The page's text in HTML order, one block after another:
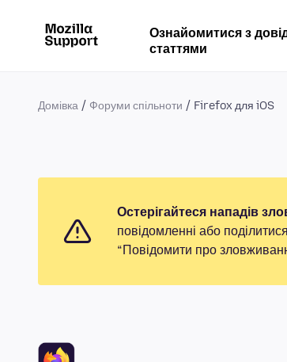
Ознайомитися з
статтями
Домівка Форуми спільноти Firefox для iOS
Остерігайтеся нападів
повідомленні або
“Повідомити про